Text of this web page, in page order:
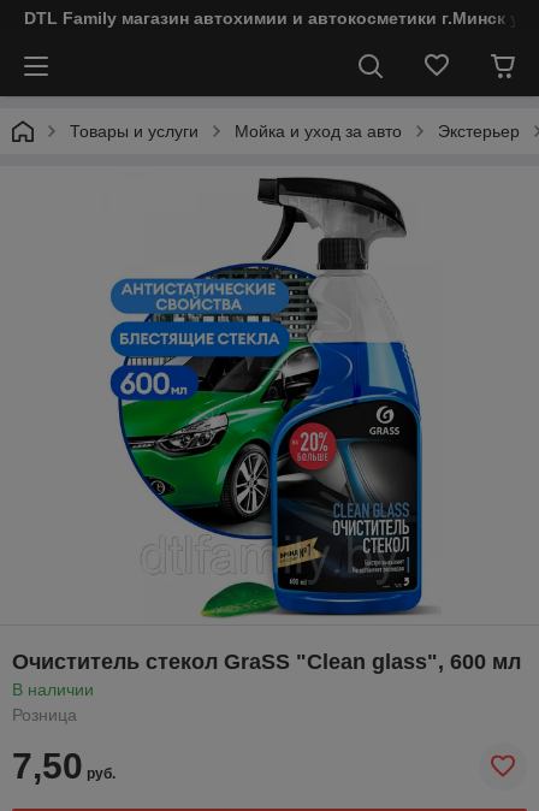
DTL Family магазин автохимии и автокосметики г.Минск
Товары и услуги Мойка и уход за авто Экстерьер
Очиститель стекол GraSS "Clean glass", 600 мл
В наличии
Розница
7,50 руб.